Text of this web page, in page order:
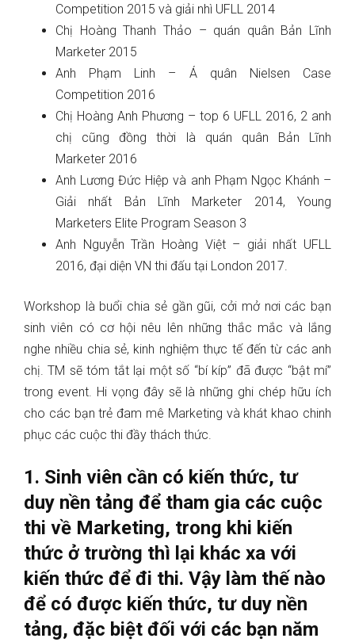
Competition 2015 và giải nhì UFLL 2014
Chị Hoàng Thanh Thảo – quán quân Bản Lĩnh
Marketer 2015
Anh Phạm Linh – Á quân Nielsen Case
Competition 2016
Chị Hoàng Anh Phương – top 6 UFLL 2016, 2 anh
chị cũng đồng thời là quán quân Bản Lĩnh
Marketer 2016
Anh Lương Đức Hiệp và anh Phạm Ngọc Khánh –
Giải nhất Bản Lĩnh Marketer 2014, Young
Marketers Elite Program Season 3
Anh Nguyễn Trần Hoàng Việt – giải nhất UFLL
2016, đại diện VN thi đấu tại London 2017.
Workshop là buổi chia sẻ gần gũi, cởi mở nơi các bạn
sinh viên có cơ hội nêu lên những thắc mắc và lắng
nghe nhiều chia sẻ, kinh nghiệm thực tế đến từ các anh
chị. TM sẽ tóm tắt lại một số “bí kíp” đã được “bật mí”
trong event. Hi vọng đây sẽ là những ghi chép hữu ích
cho các bạn trẻ đam mê Marketing và khát khao chinh
phục các cuộc thi đầy thách thức.
1. Sinh viên cần có kiến thức, tư
duy nền tảng để tham gia các cuộc
thi về Marketing, trong khi kiến
thức ở trường thì lại khác xa với
kiến thức để đi thi. Vậy làm thế nào
để có được kiến thức, tư duy nền
tảng, đặc biệt đối với các bạn năm